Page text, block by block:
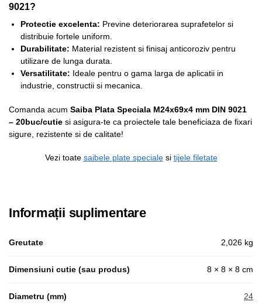
9021?
Protectie excelenta: Previne deteriorarea suprafetelor si
distribuie fortele uniform.
Durabilitate: Material rezistent si finisaj anticoroziv pentru
utilizare de lunga durata.
Versatilitate: Ideale pentru o gama larga de aplicatii in
industrie, constructii si mecanica.
Comanda acum Saiba Plata Speciala M24x69x4 mm DIN 9021
– 20buc/cutie si asigura-te ca proiectele tale beneficiaza de fixari
sigure, rezistente si de calitate!
Vezi toate saibele plate specialesi tijele filetate
Informații suplimentare
Greutate 2,026 kg
Dimensiuni cutie (sau produs) 8 × 8 × 8 cm
Diametru (mm) 24